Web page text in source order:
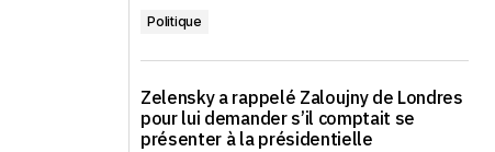
Politique
Zelensky a rappelé Zaloujny de Londres
pour lui demander s’il comptait se
présenter à la présidentielle